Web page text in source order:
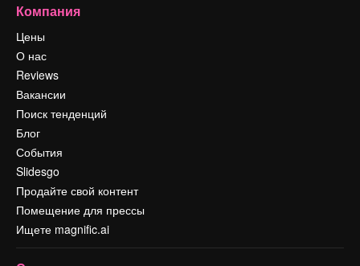
Компания
Цены
О нас
Reviews
Вакансии
Поиск тенденций
Блог
События
Slidesgo
Продайте свой контент
Помещение для прессы
Ищете magnific.ai